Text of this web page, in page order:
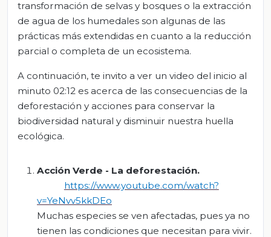
transformación de selvas y bosques o la extracción
de agua de los humedales son algunas de las
prácticas más extendidas en cuanto a la reducción
parcial o completa de un ecosistema.
A continuación, te invito a ver un video del inicio al
minuto 02:12 es acerca de las consecuencias de la
deforestación y acciones para conservar la
biodiversidad natural y disminuir nuestra huella
ecológica.
Acción Verde - La deforestación.
https://www.youtube.com/watch?
v=YeNvv5kkDEo
Muchas especies se ven afectadas, pues ya no
tienen las condiciones que necesitan para vivir.